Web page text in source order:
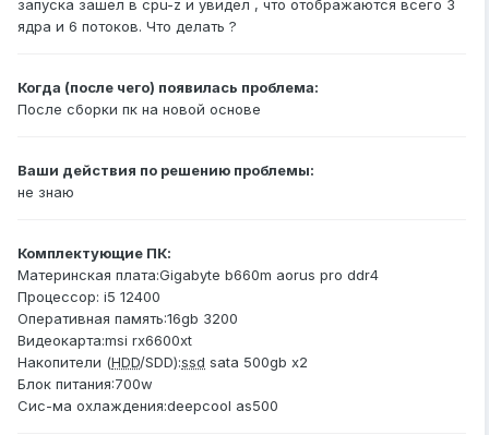
запуска зашел в cpu-z и увидел , что отображаются всего 3
ядра и 6 потоков. Что делать ?
Когда (после чего) появилась проблема:
После сборки пк на новой основе
Ваши действия по решению проблемы:
не знаю
Комплектующие ПК:
Материнская плата:Gigabyte b660m aorus pro ddr4
Процессор: i5 12400
Оперативная память:16gb 3200
Видеокарта:msi rx6600xt
Накопители (HDD/SDD):ssd sata 500gb x2
Блок питания:700w
Сис-ма охлаждения:deepcool as500